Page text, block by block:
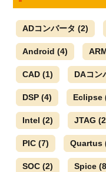
ADコンバータ (2)
Android (4)
CAD (1) DAコン
DSP (4) Eclipse
Intel (2) JTAG
PIC (7) Quartus
SOC (2) Spice